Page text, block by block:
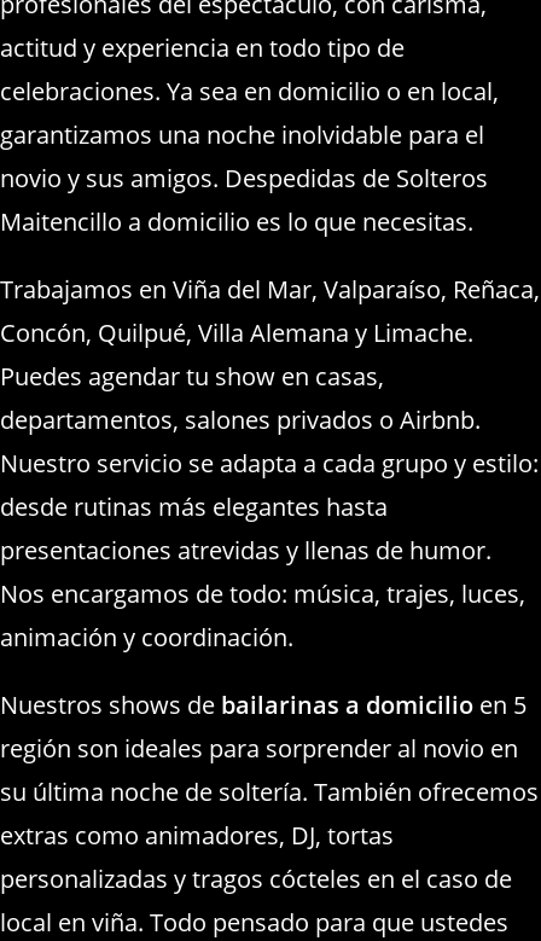
actitud y experiencia en todo tipo de
celebraciones. Ya sea en domicilio o en local,
garantizamos una noche inolvidable para el
novio y sus amigos. Despedidas de Solteros
Maitencillo a domicilio es lo que necesitas.
Trabajamos en Viña del Mar, Valparaíso, Reñaca,
Concón, Quilpué, Villa Alemana y Limache.
Puedes agendar tu show en casas,
departamentos, salones privados o Airbnb.
Nuestro servicio se adapta a cada grupo y estilo:
desde rutinas más elegantes hasta
presentaciones atrevidas y llenas de humor.
Nos encargamos de todo: música, trajes, luces,
animación y coordinación.
Nuestros shows de bailarinas a domicilio en 5
región son ideales para sorprender al novio en
su última noche de soltería. También ofrecemos
extras como animadores, DJ, tortas
personalizadas y tragos cócteles en el caso de
local en viña. Todo pensado para que ustedes